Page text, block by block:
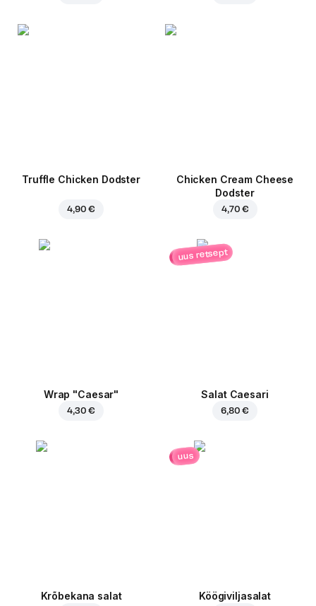
Truffle Chicken Dodster
4,90 €
Chicken Cream Cheese
Dodster
4,70 €
Wrap "Caesar"
4,30 €
uus retsept
Salat Caesari
6,80 €
Krõbekana salat
uus
Köögiviljasalat